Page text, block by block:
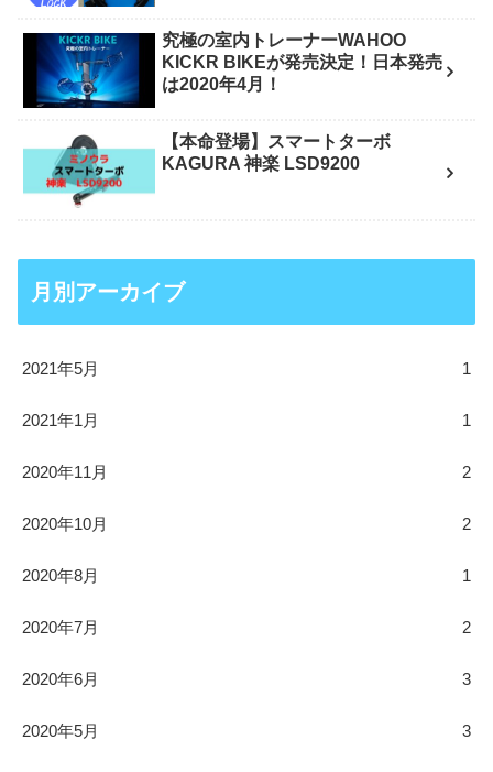
究極の室内トレーナーWAHOO
KICKR BIKEが発売決定！日本発売
は2020年4月！
【本命登場】スマートターボ
KAGURA 神楽 LSD9200
月別アーカイブ
2021年5月 1
2021年1月 1
2020年11月 2
2020年10月 2
2020年8月 1
2020年7月 2
2020年6月 3
2020年5月 3